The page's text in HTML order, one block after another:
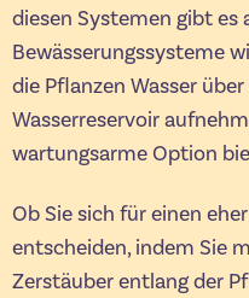
diesen Systemen gibt es
Bewässerungssysteme
die Pflanzen Wasser
Wasserreservoir
wartungsarme Option
Ob Sie sich für einen eher
entscheiden, indem Sie
Zerstäuber entlang der